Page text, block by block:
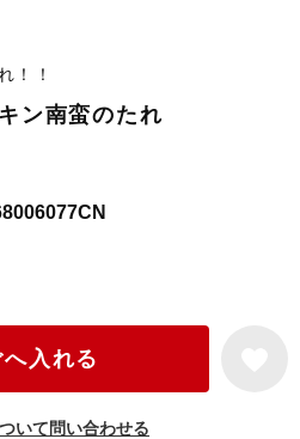
ン南蛮のたれ
！！
いて問い合わせる